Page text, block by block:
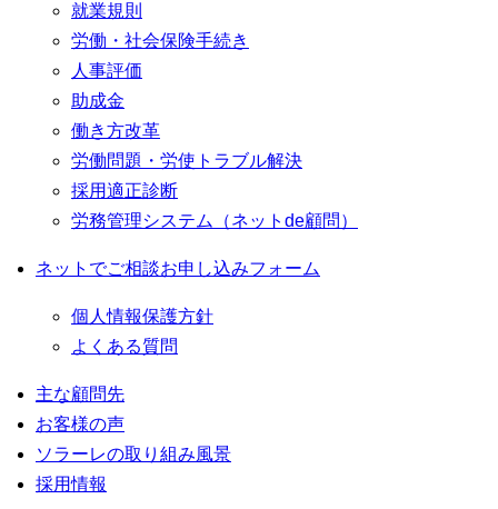
就業規則
労働・社会保険手続き
人事評価
助成金
働き方改革
労働問題・労使トラブル解決
採用適正診断
労務管理システム（ネットde顧問）
ネットでご相談お申し込みフォーム
個人情報保護方針
よくある質問
主な顧問先
お客様の声
ソラーレの取り組み風景
採用情報